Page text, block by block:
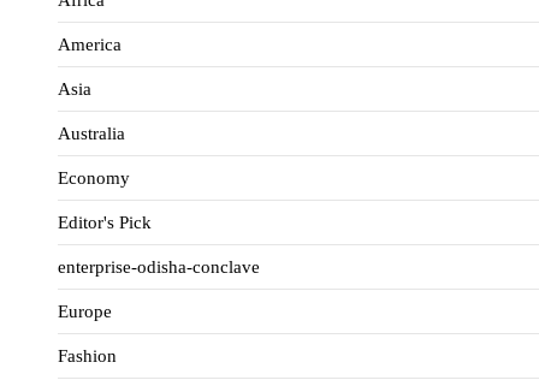
America
Asia
Australia
Economy
Editor's Pick
enterprise-odisha-conclave
Europe
Fashion